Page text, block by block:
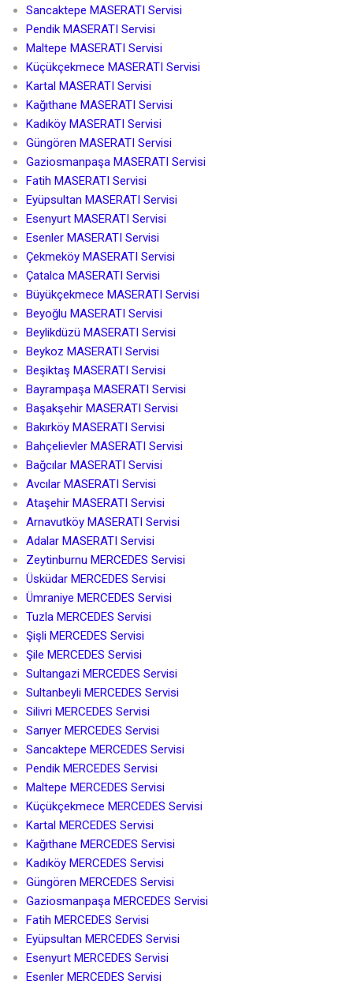
Sancaktepe MASERATI Servisi
Pendik MASERATI Servisi
Maltepe MASERATI Servisi
Küçükçekmece MASERATI Servisi
Kartal MASERATI Servisi
Kağıthane MASERATI Servisi
Kadıköy MASERATI Servisi
Güngören MASERATI Servisi
Gaziosmanpaşa MASERATI Servisi
Fatih MASERATI Servisi
Eyüpsultan MASERATI Servisi
Esenyurt MASERATI Servisi
Esenler MASERATI Servisi
Çekmeköy MASERATI Servisi
Çatalca MASERATI Servisi
Büyükçekmece MASERATI Servisi
Beyoğlu MASERATI Servisi
Beylikdüzü MASERATI Servisi
Beykoz MASERATI Servisi
Beşiktaş MASERATI Servisi
Bayrampaşa MASERATI Servisi
Başakşehir MASERATI Servisi
Bakırköy MASERATI Servisi
Bahçelievler MASERATI Servisi
Bağcılar MASERATI Servisi
Avcılar MASERATI Servisi
Ataşehir MASERATI Servisi
Arnavutköy MASERATI Servisi
Adalar MASERATI Servisi
Zeytinburnu MERCEDES Servisi
Üsküdar MERCEDES Servisi
Ümraniye MERCEDES Servisi
Tuzla MERCEDES Servisi
Şişli MERCEDES Servisi
Şile MERCEDES Servisi
Sultangazi MERCEDES Servisi
Sultanbeyli MERCEDES Servisi
Silivri MERCEDES Servisi
Sarıyer MERCEDES Servisi
Sancaktepe MERCEDES Servisi
Pendik MERCEDES Servisi
Maltepe MERCEDES Servisi
Küçükçekmece MERCEDES Servisi
Kartal MERCEDES Servisi
Kağıthane MERCEDES Servisi
Kadıköy MERCEDES Servisi
Güngören MERCEDES Servisi
Gaziosmanpaşa MERCEDES Servisi
Fatih MERCEDES Servisi
Eyüpsultan MERCEDES Servisi
Esenyurt MERCEDES Servisi
Esenler MERCEDES Servisi